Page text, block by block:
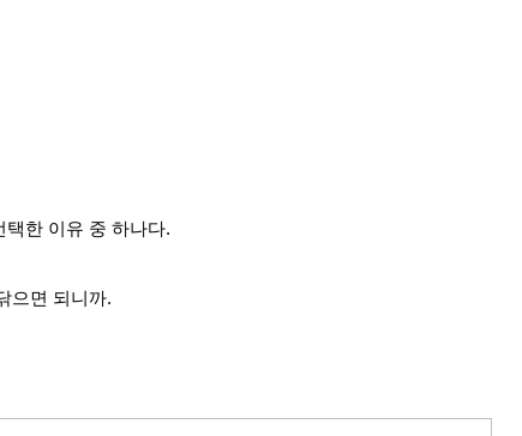
택한 이유 중 하나다.
으면 되니까.